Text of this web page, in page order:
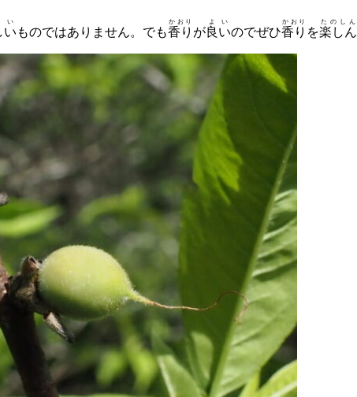
い
い
ものではありません。でも香り
かおり
が良い
よい
のでぜひ香り
かおり
を楽しん
たのしん